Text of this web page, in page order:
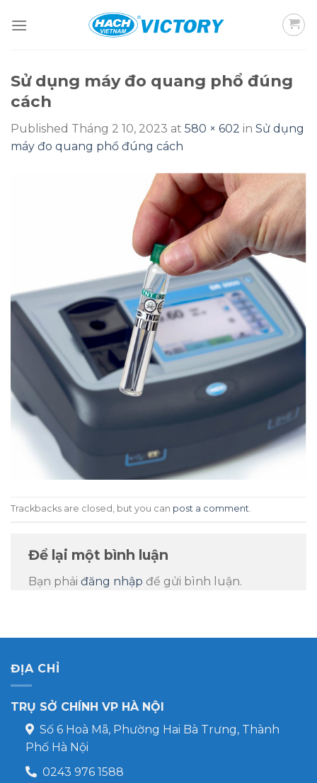
Sử dụng máy đo quang phổ đúng
cách
Published Tháng 2 10, 2023 at 580 × 602 in Sử dụng
máy đo quang phổ đúng cách
Trackbacks are closed, but you can post a comment.
Để lại một bình luận
Bạn phải đăng nhập để gửi bình luận.
ĐỊA CHỈ
TRỤ SỞ CHÍNH VP HÀ NỘI
Số 6 Hoà Mã, Phường Hai Bà Trưng, Thành
Phố Hà Nội
0243 976 1588